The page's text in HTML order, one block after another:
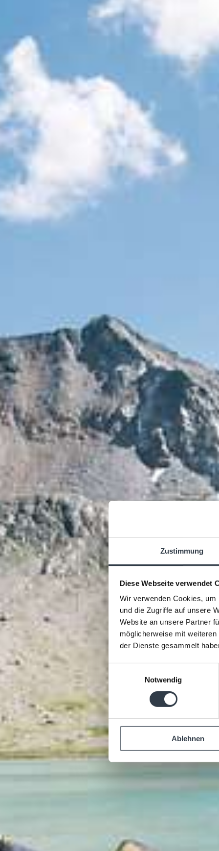
Zustimmung
Diese Webseite verwendet
Wir verwenden Cookies,
und die Zugriffe auf unsere
Website an unsere Partner
möglicherweise mit
der Dienste gesammelt
Notwendig
Ablehnen